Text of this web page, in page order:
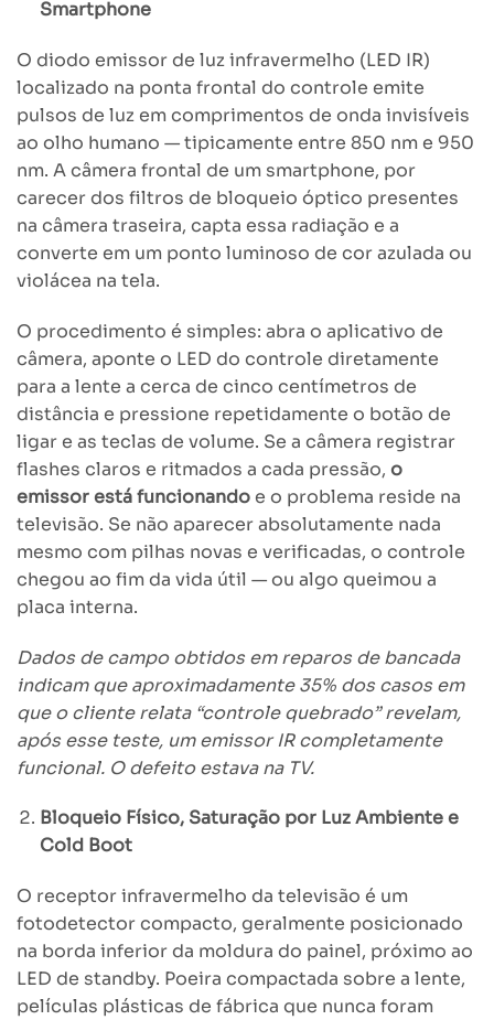
Smartphone
O diodo emissor de luz infravermelho (LED IR)
localizado na ponta frontal do controle emite
pulsos de luz em comprimentos de onda invisíveis
ao olho humano — tipicamente entre 850 nm e 950
nm. A câmera frontal de um smartphone, por
carecer dos filtros de bloqueio óptico presentes
na câmera traseira, capta essa radiação e a
converte em um ponto luminoso de cor azulada ou
violácea na tela.
O procedimento é simples: abra o aplicativo de
câmera, aponte o LED do controle diretamente
para a lente a cerca de cinco centímetros de
distância e pressione repetidamente o botão de
ligar e as teclas de volume. Se a câmera registrar
flashes claros e ritmados a cada pressão, o
emissor está funcionandoe o problema reside na
televisão. Se não aparecer absolutamente nada
mesmo com pilhas novas e verificadas, o controle
chegou ao fim da vida útil — ou algo queimou a
placa interna.
Dados de campo obtidos em reparos de bancada
indicam que aproximadamente 35% dos casos em
que o cliente relata “controle quebrado” revelam,
após esse teste, um emissor IR completamente
funcional. O defeito estava na TV.
Bloqueio Físico, Saturação por Luz Ambiente e
Cold Boot
O receptor infravermelho da televisão é um
fotodetector compacto, geralmente posicionado
na borda inferior da moldura do painel, próximo ao
LED de standby. Poeira compactada sobre a lente,
películas plásticas de fábrica que nunca foram